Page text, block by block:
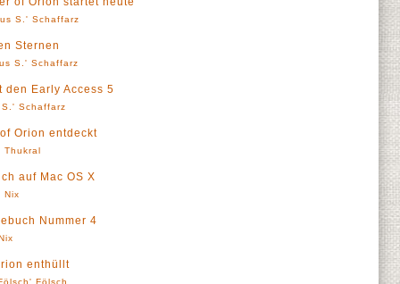
S.' Schaffarz
Sternen
S.' Schaffarz
den Early Access 5
S.' Schaffarz
Orion entdeckt
Thukral
auf Mac OS X
Nix
Nummer 4
enthüllt
Fölsch